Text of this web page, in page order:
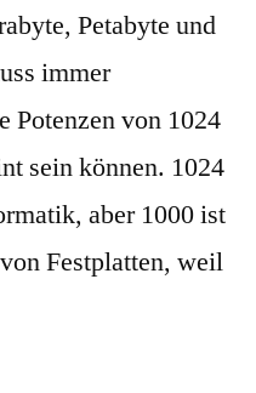
Petabyte und
immer
Potenzen von 1024
sein können. 1024
aber 1000 ist
Festplatten, weil